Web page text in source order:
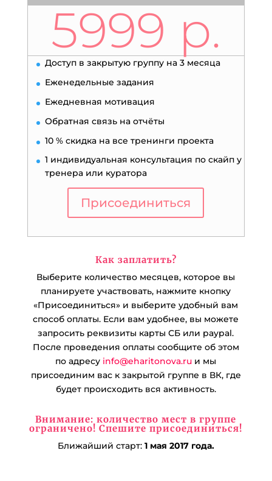
5999 р.
Доступ в закрытую группу на 3 месяца
Еженедельные задания
Ежедневная мотивация
Обратная связь на отчёты
10 % скидка на все тренинги проекта
1 индивидуальная консультация по скайп у
тренера или куратора
Присоединиться
Как заплатить?
Выберите количество месяцев, которое вы
планируете участвовать, нажмите кнопку
«Присоединиться» и выберите удобный вам
способ оплаты. Если вам удобнее, вы можете
запросить реквизиты карты СБ или paypal.
После проведения оплаты сообщите об этом
по адресу info@eharitonova.ru и мы
присоединим вас к закрытой группе в ВК, где
будет происходить вся активность.
Внимание: количество мест в группе
ограничено! Спешите присоединиться!
Ближайший старт: 1 мая 2017 года.